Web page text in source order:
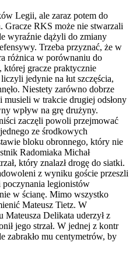
Legii, ale zaraz potem do
Gracze RKS może nie stwarzali
wyraźnie dążyli do zmiany
Trzeba przyznać, że w
różnica w porównaniu do
gracze praktycznie
jedynie na łut szczęścia,
Niestety zarówno dobrze
w trakcie drugiej odsłony
wpływ na grę drużyny.
zaczęli powoli przejmować
ze środkowych
bloku obronnego, który nie
Radomiaka Michał
który znalazł drogę do siatki.
z wyniku goście przeszli
poczynania legionistów
w ścianę. Mimo wszystko
Mateusz Tietz. W
Mateusza Delikata uderzył z
jego strzał. W jednej z kontr
zabrakło mu centymetrów, by